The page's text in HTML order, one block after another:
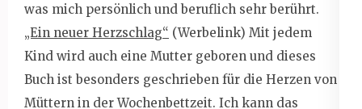
was mich persönlich und beruflich sehr berührt.
„Ein neuer Herzschlag“ (Werbelink) Mit jedem
Kind wird auch eine Mutter geboren und dieses
Buch ist besonders geschrieben für die Herzen von
Müttern in der Wochenbettzeit. Ich kann das